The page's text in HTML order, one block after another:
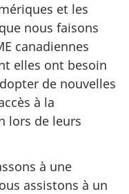
et les
nous faisons
canadiennes
elles ont besoin
de nouvelles
à la
lors de leurs
à une
assistons à un